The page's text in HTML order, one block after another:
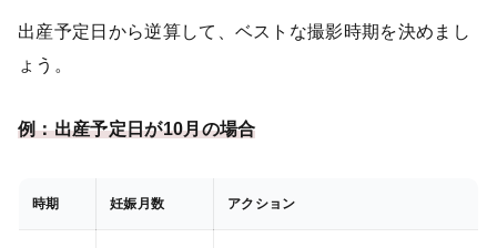
出産予定日から逆算して、ベストな撮影時期を決めまし
ょう。
例：出産予定日が10月の場合
時期 妊娠月数 アクション